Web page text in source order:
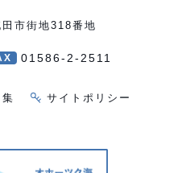
市街地318番地
01586-2-2511
サイトポリシー